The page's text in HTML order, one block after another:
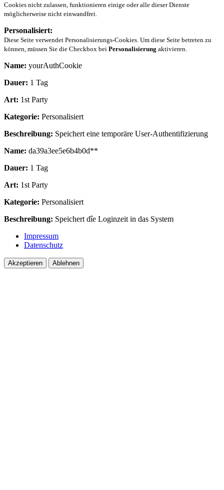
Cookies nicht zulassen, funktionieren einige oder alle dieser Dienste
möglicherweise nicht einwandfrei.
Personalisiert:
Diese Seite verwendet Personalisierungs-Cookies. Um diese Seite betreten zu
können, müssen Sie die Checkbox bei Personalisierung aktivieren.
Name: yourAuthCookie
Dauer: 1 Tag
Art: 1st Party
Kategorie: Personalisiert
Beschreibung: Speichert eine temporäre User-Authentifizierung
Name: da39a3ee5e6b4b0d**
Dauer: 1 Tag
Art: 1st Party
Kategorie: Personalisiert
Beschreibung: Speichert dîe Loginzeit in das System
Impressum
Datenschutz
Akzeptieren Ablehnen